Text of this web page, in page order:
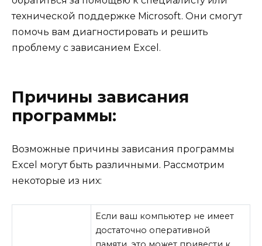
технической поддержке Microsoft. Они смогут
помочь вам диагностировать и решить
проблему с зависанием Excel.
Причины зависания
программы:
Возможные причины зависания программы
Excel могут быть различными. Рассмотрим
некоторые из них:
Если ваш компьютер не имеет
достаточно оперативной